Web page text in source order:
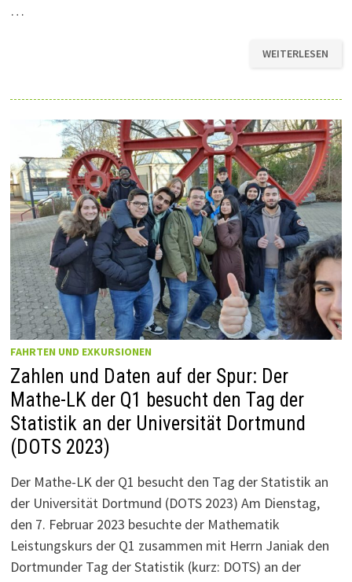
…
SPENDENAKTION
AN
ERDBEBEN
TÜRKEI
UND
SYRIEN
WEITERLESEN
FAHRTEN UND EXKURSIONEN
Zahlen und Daten auf der Spur: Der
Mathe-LK der Q1 besucht den Tag der
Statistik an der Universität Dortmund
(DOTS 2023)
Der Mathe-LK der Q1 besucht den Tag der Statistik an
der Universität Dortmund (DOTS 2023) Am Dienstag,
den 7. Februar 2023 besuchte der Mathematik
Leistungskurs der Q1 zusammen mit Herrn Janiak den
Dortmunder Tag der Statistik (kurz: DOTS) an der